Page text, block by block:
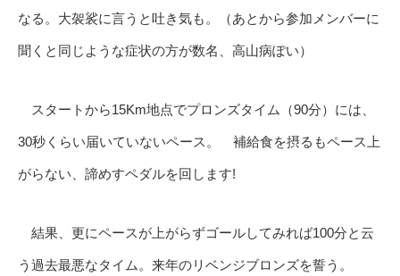
なる。大袈裟に言うと吐き気も。（あとから参加メンバーに
聞くと同じような症状の方が数名、高山病ぽい）
スタートから15Km地点でプロンズタイム（90分）には、
30秒くらい届いていないペース。 補給食を摂るもペース上
がらない、諦めすペダルを回します!
結果、更にペースが上がらずゴールしてみれば100分と云
う過去最悪なタイム。来年のリベンジブロンズを誓う。